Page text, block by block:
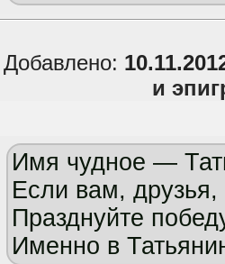
Добавлено:
и
Имя чудное —
Если вам,
Празднуйте
Именно в